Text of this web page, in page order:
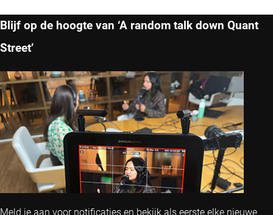
Blijf op de hoogte van ‘A random talk down Quant
Street’
Meld je aan voor notificaties en bekijk als eerste elke nieuwe